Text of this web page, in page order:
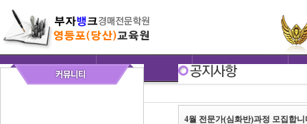
4월 전문가(심화반)과정 모집합니